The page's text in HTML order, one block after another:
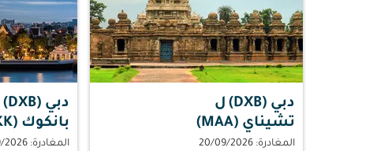
دبي (DXB)
ل
تشيناي (MAA)
المغادرة: 20/09/2026
دبي (DXB)
بانكوك (BKK)
المغادرة: 30/09/2026